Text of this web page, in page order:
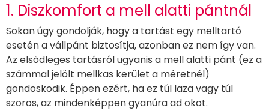
1. Diszkomfort a mell alatti pántnál
Sokan úgy gondolják, hogy a tartást egy melltartó
esetén a vállpánt biztosítja, azonban ez nem így van.
Az elsődleges tartásról ugyanis a mell alatti pánt (ez a
számmal jelölt mellkas kerület a méretnél)
gondoskodik. Éppen ezért, ha ez túl laza vagy túl
szoros, az mindenképpen gyanúra ad okot.